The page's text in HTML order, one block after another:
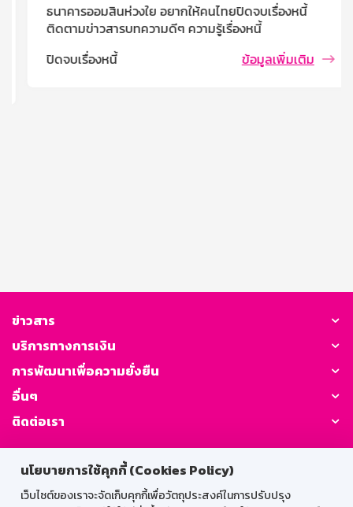
นโยบายการใช้คุกกี้ (Cookies Policy)
เว็บไซต์ของเราจะจัดเก็บคุกกี้เพื่อวัตถุประสงค์ในการปรับปรุง
ธนาคารออมสินห่วงใย อยากให้คนไทยปิดจบเรื่องหนี้
ติดตามข่าวสารบทความดีๆ ความรู้เรื่องหนี้
ปิดจบเรื่องหนี้
ข้อมูลเพิ่มเติม
ข่าวสาร
บริการทางการเงิน
การพัฒนาเพื่อความยั่งยืน
อื่นๆ
ติดต่อเรา
GSB Society: